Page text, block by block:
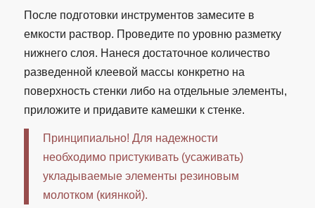
После подготовки инструментов замесите в
емкости раствор. Проведите по уровню разметку
нижнего слоя. Нанеся достаточное количество
разведенной клеевой массы конкретно на
поверхность стенки либо на отдельные элементы,
приложите и придавите камешки к стенке.
Принципиально! Для надежности
необходимо пристукивать (усаживать)
укладываемые элементы резиновым
молотком (киянкой).